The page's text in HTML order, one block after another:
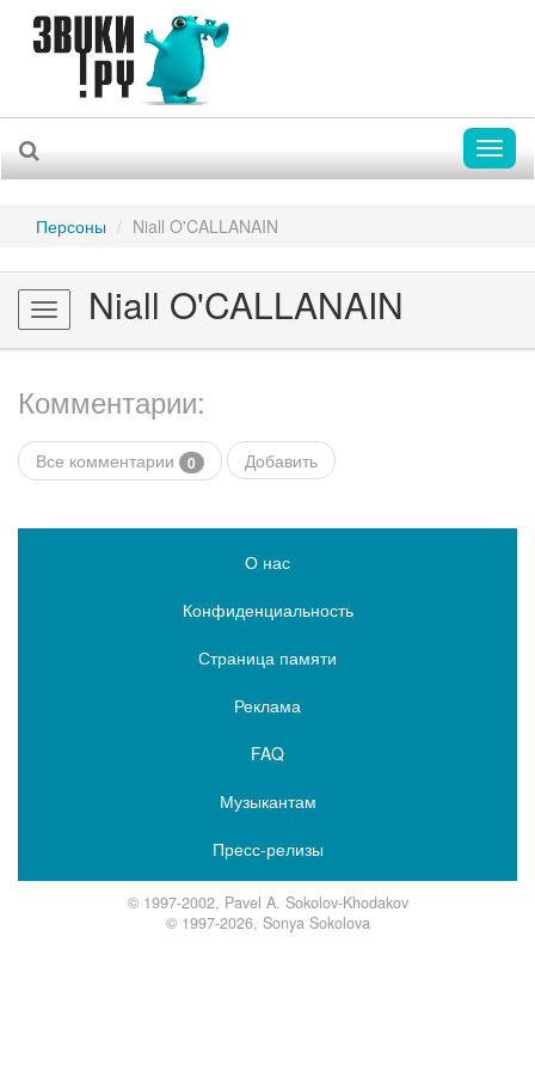
Персоны Niall O'CALLANAIN
Toggle
navigation
Niall O'CALLANAIN
Комментарии:
Все комментарии 0 Добавить
О нас
Конфиденциальность
Страница памяти
Реклама
FAQ
Музыкантам
Пресс-релизы
© 1997-2002, Pavel A. Sokolov-Khodakov
© 1997-2026, Sonya Sokolova